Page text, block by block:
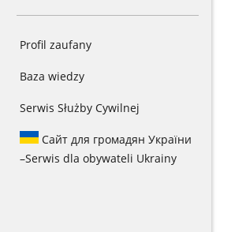
Profil zaufany
Baza wiedzy
Serwis Służby Cywilnej
Сайт для громадян України
–Serwis dla obywateli Ukrainy